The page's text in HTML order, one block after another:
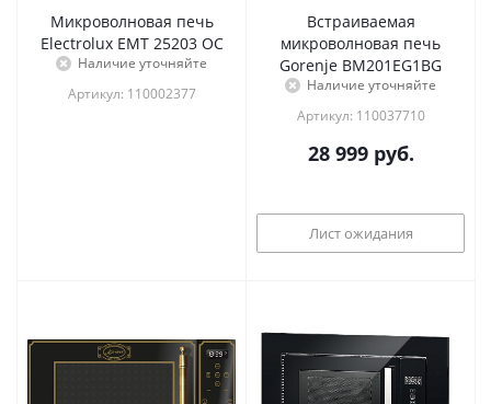
Микроволновая печь
Electrolux EMT 25203 OC
Наличие уточняйте
Артикул: 110002377
Встраиваемая
микроволновая печь
Gorenje BM201EG1BG
Наличие уточняйте
Артикул: 110037710
28 999руб.
Лист ожидания